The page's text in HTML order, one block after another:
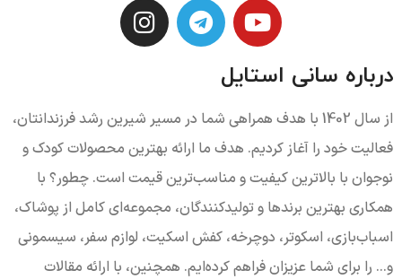
درباره سانی استایل
از سال 1402 با هدف همراهی شما در مسیر شیرین رشد فرزندانتان،
فعالیت خود را آغاز کردیم. هدف ما ارائه بهترین محصولات کودک و
نوجوان با بالاترین کیفیت و مناسب‌ترین قیمت است. چطور؟ با
همکاری بهترین برندها و تولیدکنندگان، مجموعه‌ای کامل از پوشاک،
اسباب‌بازی، اسکوتر، دوچرخه، کفش اسکیت، لوازم سفر، سیسمونی
و... را برای شما عزیزان فراهم کرده‌ایم. همچنین، با ارائه مقالات